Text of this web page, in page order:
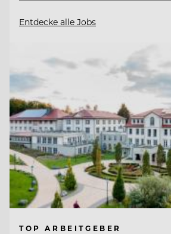
Entdecke alle Jobs
TOP ARBEITGEBER